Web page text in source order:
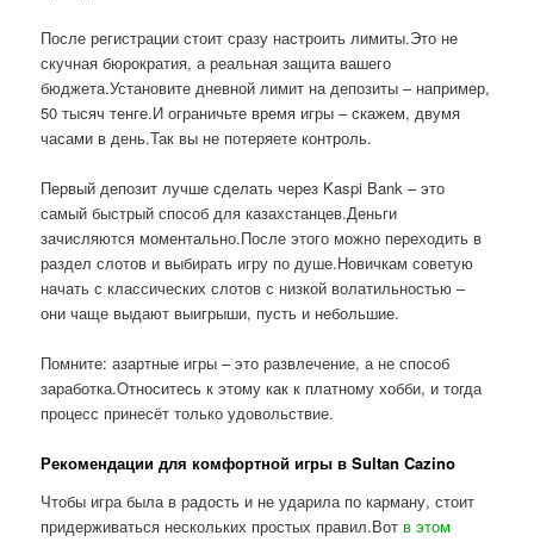
После регистрации стоит сразу настроить лимиты.Это не
скучная бюрократия, а реальная защита вашего
бюджета.Установите дневной лимит на депозиты – например,
50 тысяч тенге.И ограничьте время игры – скажем, двумя
часами в день.Так вы не потеряете контроль.
Первый депозит лучше сделать через Kaspi Bank – это
самый быстрый способ для казахстанцев.Деньги
зачисляются моментально.После этого можно переходить в
раздел слотов и выбирать игру по душе.Новичкам советую
начать с классических слотов с низкой волатильностью –
они чаще выдают выигрыши, пусть и небольшие.
Помните: азартные игры – это развлечение, а не способ
заработка.Относитесь к этому как к платному хобби, и тогда
процесс принесёт только удовольствие.
Рекомендации для комфортной игры в Sultan Cazino
Чтобы игра была в радость и не ударила по карману, стоит
придерживаться нескольких простых правил.Вотв этом